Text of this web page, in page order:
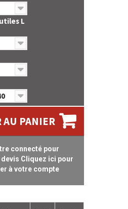
L
AU PANIER
connecté pour
Cliquez ici pour
à votre compte